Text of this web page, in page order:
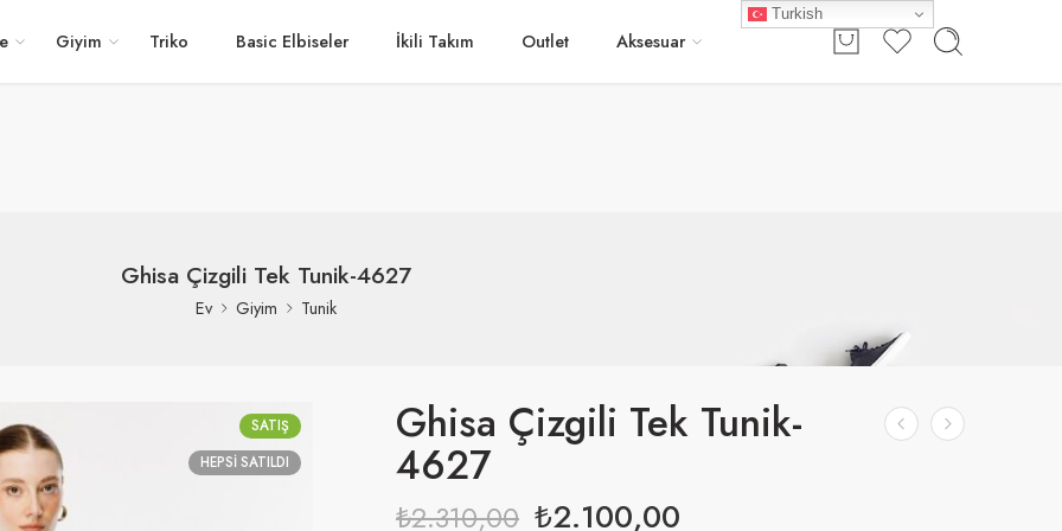
Giriş / Kayıt
Giyim Triko Basic Elbiseler İkili Takım Outlet Aksesuar
Ghisa Çizgili Tek Tunik-4627
Ev Giyim Tunik
SATIŞ
HEPSI SATILDI
Ghisa Çizgili Tek Tunik-
4627
₺2.310,00 ₺2.100,00
Turkish